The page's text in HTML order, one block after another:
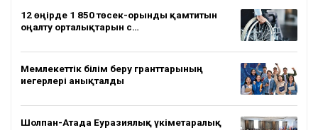
12 өңірде 1 850 төсек-орынды қамтитын
оңалту орталықтарын с…
Мемлекеттік білім беру гранттарының
иегерлері анықталды
Шолпан-Атада Еуразиялық үкіметаралық